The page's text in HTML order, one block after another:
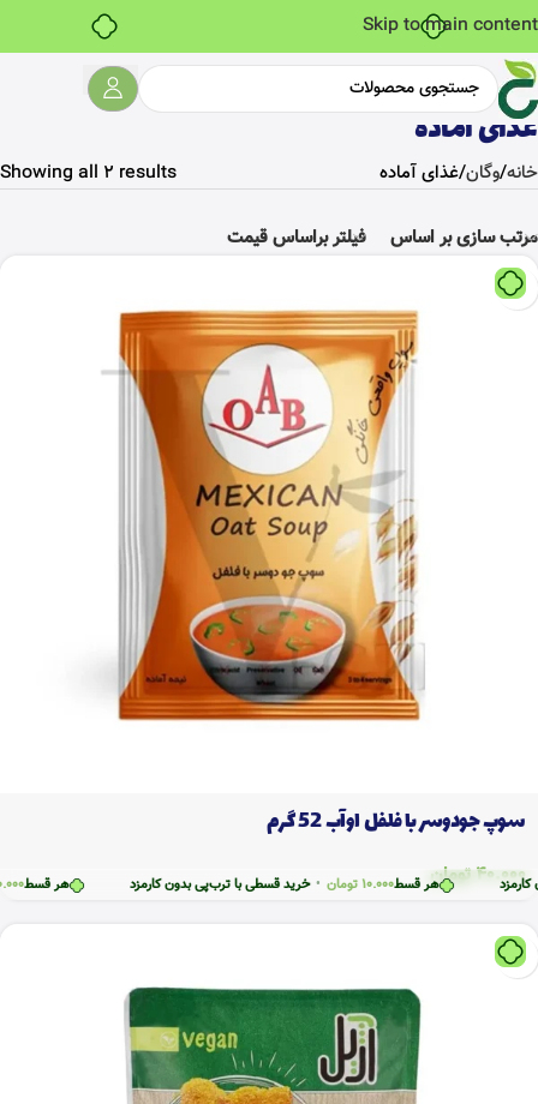
خرید قسطی با ترب‌پیSkip to main content
غذای آماده
خانه وگان غذای آماده Showing all 2 results
مرتب سازی بر اساس فیلتر براساس قیمت
هر قسط هر قسط10.000تومان • خرید قسطی با ترب‌پی بدون کارمزد
سوپ جودوسر با فلفل اوآب 52 گرم
40.000 تومان